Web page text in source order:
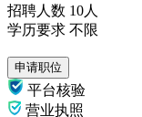
招聘人数 10人
学历要求 不限
申请职位
平台核验
营业执照